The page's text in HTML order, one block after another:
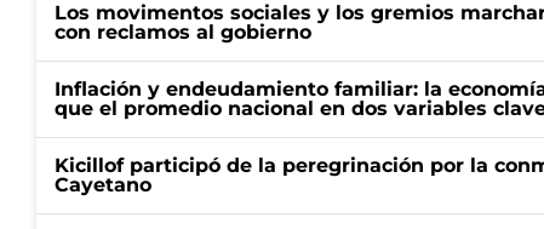
Los movimentos sociales y los gremios
con reclamos al gobierno
Inflación y endeudamiento familiar: la
que el promedio nacional en dos variables
Kicillof participó de la peregrinación por la
Cayetano